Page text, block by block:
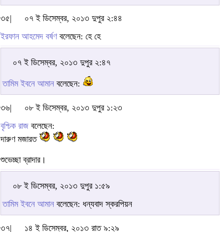
৩৫|
০৭ ই ডিসেম্বর, ২০১৩ দুপুর ২:৪৪
ইরফান আহমেদ বর্ষণবলেছেন: হে হে
০৭ ই ডিসেম্বর, ২০১৩ দুপুর ২:৪৭
তামিম ইবনে আমান বলেছেন:
৩৬|
০৮ ই ডিসেম্বর, ২০১৩ দুপুর ১:২৩
বৃশ্চিক রাজ বলেছেন:
দারুণ মজারত
শুভেচ্ছা ব্রাদার।
০৮ ই ডিসেম্বর, ২০১৩ দুপুর ১:৫৯
তামিম ইবনে আমান বলেছেন: ধন্যবাদ স্করপিয়ন
৩৭|
১৪ ই ডিসেম্বর, ২০১৩ রাত ৯:২৯